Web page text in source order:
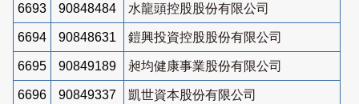
6693 90848484 水龍頭控股股份有限公司
6694 90848631 鎧興投資控股股份有限公司
6695 90849189 昶均健康事業股份有限公司
6696 90849337 凱世資本股份有限公司